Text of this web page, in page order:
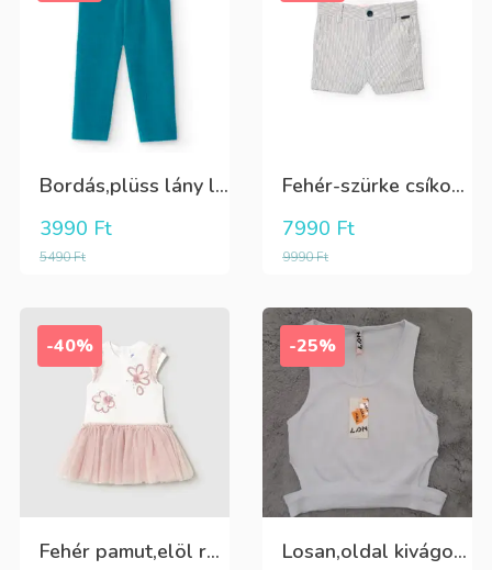
Bordás,plüss lány leggings zöldeskék
5490Ft
3990 Ft
Fehér-szürke csíkos,elegáns,fiú vászon rövidnadrág
9990Ft
7990 Ft
-40%
Fehér pamut,elöl rátűzött virággal,vállon és a szoknya része pöttyös tüll,egybe ruha
-25%
Losan,oldal kivágott,alul passzés rövid lány trikó,póló